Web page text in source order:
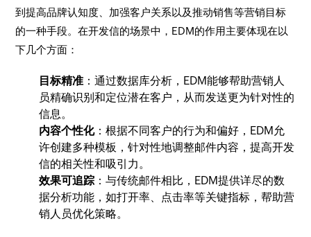
到提高品牌认知度、加强客户关系以及推动销售等营销目标
的一种手段。在开发信的场景中，EDM的作用主要体现在以
下几个方面：
目标精准 ：通过数据库分析，EDM能够帮助营销人
员精确识别和定位潜在客户，从而发送更为针对性的
信息。
内容个性化：根据不同客户的行为和偏好，EDM允
许创建多种模板，针对性地调整邮件内容，提高开发
信的相关性和吸引力。
效果可追踪 ：与传统邮件相比，EDM提供详尽的数
据分析功能，如打开率、点击率等关键指标，帮助营
销人员优化策略。